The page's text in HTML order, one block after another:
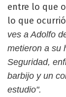
entre lo que
lo que
ves a Adolfo
metieron a su
Seguridad,
barbijo y un
estudio".